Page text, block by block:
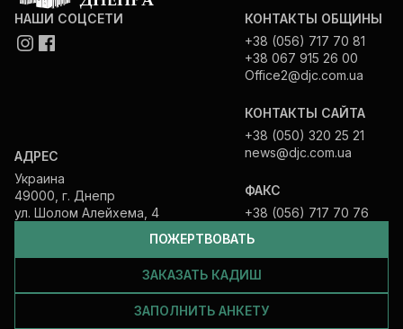
ПОЖЕРТВОВАТЬ
ЗАКАЗАТЬ КАДИШ
ЗАПОЛНИТЬ АНКЕТУ
НАШИ СОЦСЕТИ
АДРЕС
Украина
49000, г. Днепр
ул. Шолом Алейхема, 4
КОНТАКТЫ ОБЩИНЫ
+38 (056) 717 70 81
+38 067 915 26 00
Office2@djc.com.ua
КОНТАКТЫ САЙТА
+38 (050) 320 25 21
news@djc.com.ua
ФАКС
+38 (056) 717 70 76